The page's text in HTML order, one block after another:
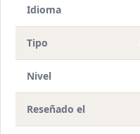
Idioma
Tipo
Nivel
Reseñado el